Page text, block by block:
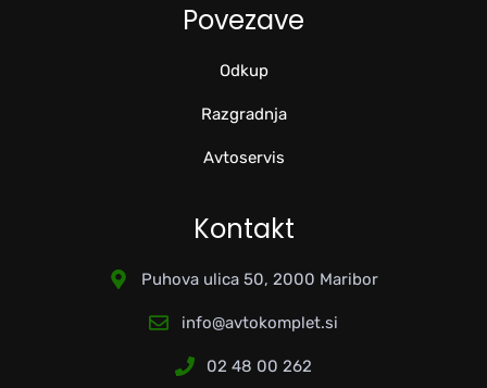
Povezave
Odkup
Razgradnja
Avtoservis
Kontakt
Puhova ulica 50, 2000 Maribor
info@avtokomplet.si
02 48 00 262